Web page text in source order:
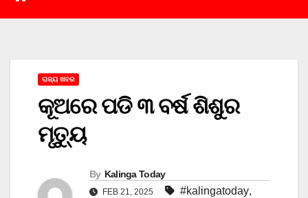
ରାଜ୍ୟ ଖବର
କୂଅରେ ପଡି ୩ ବର୍ଷ ଶିଶୁର
ମୃତ୍ୟୁ
By Kalinga Today
FEB 21, 2025 #kalingatoday,